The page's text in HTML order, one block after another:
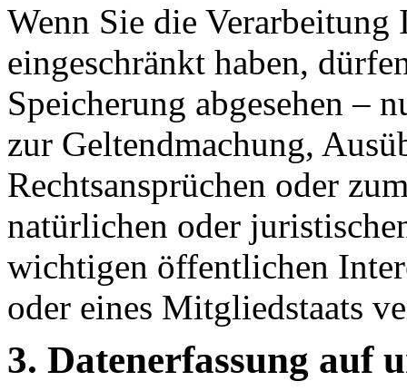
Wenn Sie die Verarbeitung
eingeschränkt haben,
Speicherung abgesehen
zur Geltendmachung,
Rechtsansprüchen oder
natürlichen oder
wichtigen öffentlichen
oder eines Mitgliedstaats
3. Datenerfassung auf